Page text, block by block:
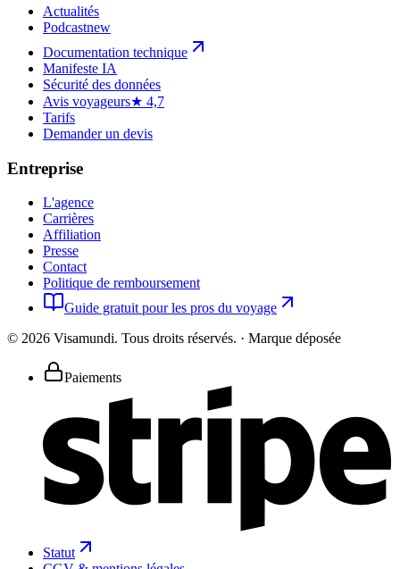
Actualités
Podcastnew
Documentation technique
Manifeste IA
Sécurité des données
Avis voyageurs★ 4,7
Tarifs
Demander un devis
Entreprise
L'agence
Carrières
Affiliation
Presse
Contact
Politique de remboursement
Guide gratuit pour les pros du voyage
© 2026 Visamundi. Tous droits réservés. · Marque déposée
Paiements
Statut